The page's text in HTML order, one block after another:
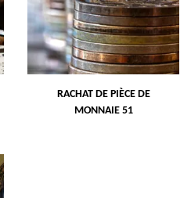
RACHAT DE PIÈCE DE
MONNAIE 51